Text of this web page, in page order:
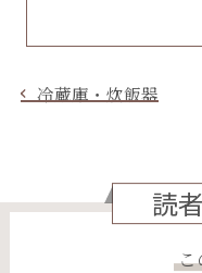
冷蔵庫・炊飯器
読
こ